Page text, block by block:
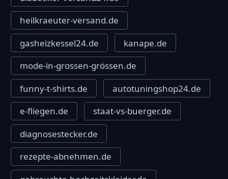
heilkraeuter-versand.de
gasheizkessel24.de
kanape.de
mode-in-grossen-grössen.de
funny-t-shirts.de
autotuningshop24.de
e-fliegen.de
staat-vs-buerger.de
diagnosestecker.de
rezepte-abnehmen.de